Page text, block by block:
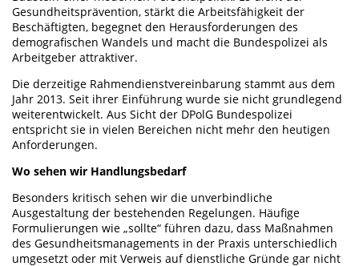
Gesundheitsprävention, stärkt die Arbeitsfähigkeit der
Beschäftigten, begegnet den Herausforderungen des
demografischen Wandels und macht die Bundespolizei als
Arbeitgeber attraktiver.
Die derzeitige Rahmendienstvereinbarung stammt aus dem
Jahr 2013. Seit ihrer Einführung wurde sie nicht grundlegend
weiterentwickelt. Aus Sicht der DPolG Bundespolizei
entspricht sie in vielen Bereichen nicht mehr den heutigen
Anforderungen.
Wo sehen wir Handlungsbedarf
Besonders kritisch sehen wir die unverbindliche
Ausgestaltung der bestehenden Regelungen. Häufige
Formulierungen wie „sollte“ führen dazu, dass Maßnahmen
des Gesundheitsmanagements in der Praxis unterschiedlich
umgesetzt oder mit Verweis auf dienstliche Gründe gar nicht